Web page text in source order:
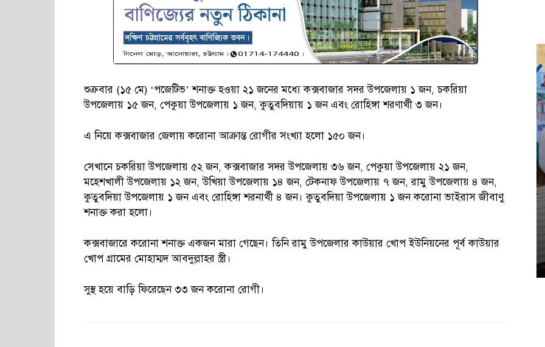
শুক্রবার (১৫ মে) ‘পজেটিভ’ শনাক্ত হওয়া ২১ জনের মধ্যে কক্সবাজার সদর উপজেলায় ১ জন, চকরিয়া
উপজেলায় ১৫ জন, পেকুয়া উপজেলায় ১ জন, কুতুবদিয়ায় ১ জন এবং রোহিঙ্গা শরণার্থী ৩ জন।
এ নিয়ে কক্সবাজার জেলায় করোনা আক্রান্ত রোগীর সংখ্যা হলো ১৫০ জন।
সেখানে চকরিয়া উপজেলায় ৫২ জন, কক্সবাজার সদর উপজেলায় ৩৬ জন, পেকুয়া উপজেলায় ২১ জন,
মহেশখালী উপজেলায় ১২ জন, উখিয়া উপজেলায় ১৪ জন, টেকনাফ উপজেলায় ৭ জন, রামু উপজেলায় ৪ জন,
কুতুবদিয়া উপজেলায় ১ জন এবং রোহিঙ্গা শরনার্থী ৪ জন। কুতুবদিয়া উপজেলায় ১ জন করোনা ভাইরাস জীবাণু
শনাক্ত করা হলো।
কক্সবাজারে করোনা শনাক্ত একজন মারা গেছেন। তিনি রামু উপজেলার কাউয়ার খোপ ইউনিয়নের পূর্ব কাউয়ার
খোপ গ্রামের মোহাম্মদ আবদুল্লাহর স্ত্রী।
সুস্থ হয়ে বাড়ি ফিরেছেন ৩৩ জন করোনা রোগী।